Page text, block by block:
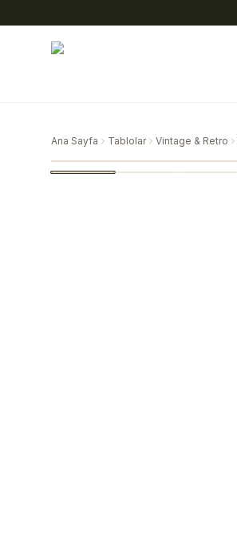
Ana Sayfa Tablolar Vintage & Retro